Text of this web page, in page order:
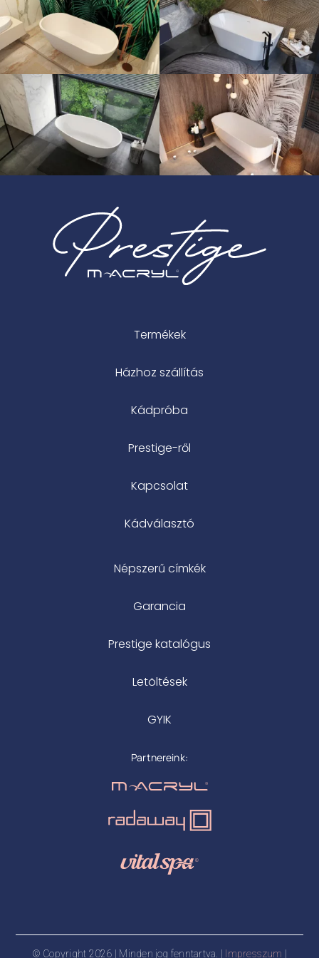
Termékek
Házhoz szállítás
Kádpróba
Prestige-ről
Kapcsolat
Kádválasztó
Népszerű címkék
Garancia
Prestige katalógus
Letöltések
GYIK
Partnereink:
© Copyright 2026 | Minden jog fenntartva. | Impresszum